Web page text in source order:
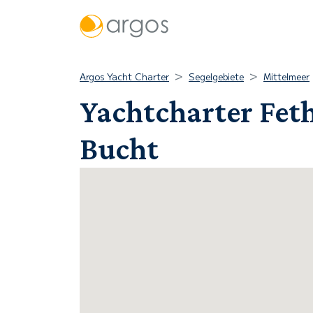
Argos Yacht Charter Segelgebiete Mittelmeer
Yachtcharter
Bucht